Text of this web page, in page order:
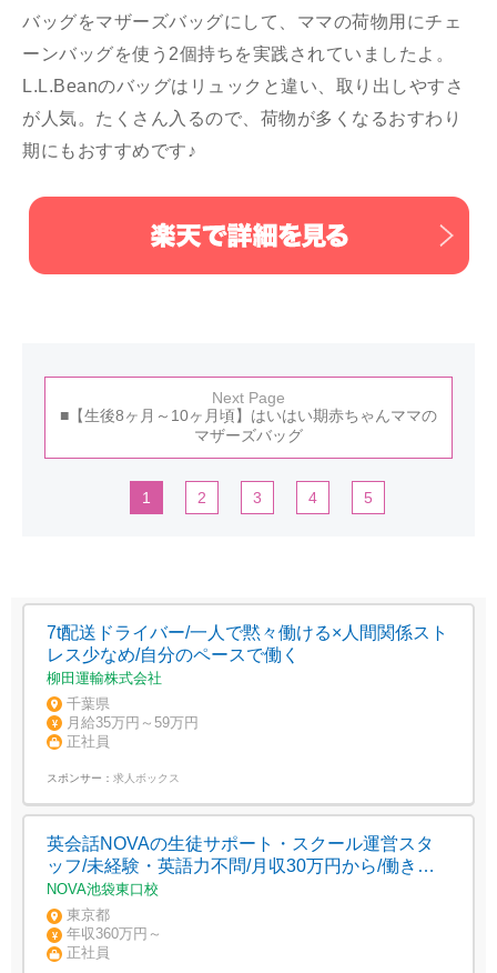
バッグをマザーズバッグにして、ママの荷物用にチェ
ーンバッグを使う2個持ちを実践されていましたよ。
L.L.Beanのバッグはリュックと違い、取り出しやすさ
が人気。たくさん入るので、荷物が多くなるおすわり
期にもおすすめです♪
Next Page
■【生後8ヶ月～10ヶ月頃】はいはい期赤ちゃんママの
マザーズバッグ
1 2 3 4 5
7t配送ドライバー/一人で黙々働ける×人間関係スト
レス少なめ/自分のペースで働く
柳田運輸株式会社
千葉県
月給35万円～59万円
正社員
スポンサー： 求人ボックス
英会話NOVAの生徒サポート・スクール運営スタ
ッフ/未経験・英語力不問/月収30万円から/働きな
がら英語に触れられる環境
NOVA池袋東口校
東京都
年収360万円～
正社員